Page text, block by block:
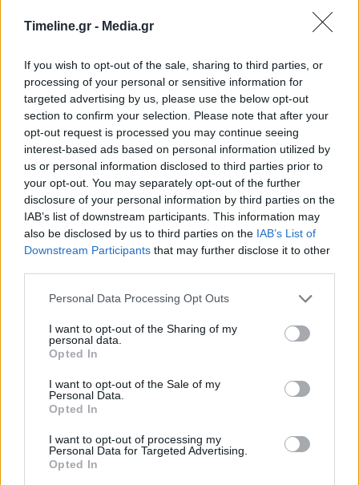
Timeline.gr - Media.gr
If you wish to opt-out of the sale, sharing to third parties, or
processing of your personal or sensitive information for
targeted advertising by us, please use the below opt-out
section to confirm your selection. Please note that after your
opt-out request is processed you may continue seeing
interest-based ads based on personal information utilized by
us or personal information disclosed to third parties prior to
your opt-out. You may separately opt-out of the further
disclosure of your personal information by third parties on the
IAB’s list of downstream participants. This information may
also be disclosed by us to third parties on the IAB’s List of
Downstream Participants that may further disclose it to other
Personal Data Processing Opt Outs
I want to opt-out of the Sharing of my
personal data.
Opted In
I want to opt-out of the Sale of my
Personal Data.
Opted In
I want to opt-out of processing my
Personal Data for Targeted Advertising.
Opted In
Αναπληρωτές εκπαιδευτικοί: Πότε ξεκινούν οι
αιτήσεις δήλωσης προτίμησης
11:12 - 13 Αυγούστου 2022
Σύμφωνα με σχετική ανακοίνωση του υπουργείου
Παιδείας και Θρησκευμάτων, η διαδικασία θα
διαρκέσει μέχρι την Τρίτη 23 Αυγούστου
Power Pass: Πότε κλείνει η πλατφόρμα – Τι να
προσέξετε
13:49 - 28 Ιουνίου 2022
ξεκινούν από τα 18 ευρώ και φτάνουν μέχρι τα 600